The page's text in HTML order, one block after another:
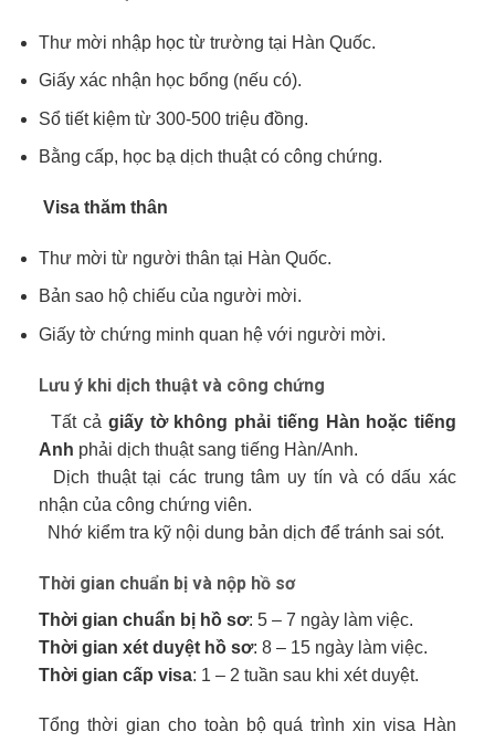
Thư mời nhập học từ trường tại Hàn Quốc.
Giấy xác nhận học bổng (nếu có).
Sổ tiết kiệm từ 300-500 triệu đồng.
Bằng cấp, học bạ dịch thuật có công chứng.
Visa thăm thân
Thư mời từ người thân tại Hàn Quốc.
Bản sao hộ chiếu của người mời.
Giấy tờ chứng minh quan hệ với người mời.
Lưu ý khi dịch thuật và công chứng
Tất cả giấy tờ không phải tiếng Hàn hoặc tiếng
Anh phải dịch thuật sang tiếng Hàn/Anh.
Dịch thuật tại các trung tâm uy tín và có dấu xác
nhận của công chứng viên.
Nhớ kiểm tra kỹ nội dung bản dịch để tránh sai sót.
Thời gian chuẩn bị và nộp hồ sơ
Thời gian chuẩn bị hồ sơ: 5 – 7 ngày làm việc.
Thời gian xét duyệt hồ sơ: 8 – 15 ngày làm việc.
Thời gian cấp visa: 1 – 2 tuần sau khi xét duyệt.
Tổng thời gian cho toàn bộ quá trình xin visa Hàn